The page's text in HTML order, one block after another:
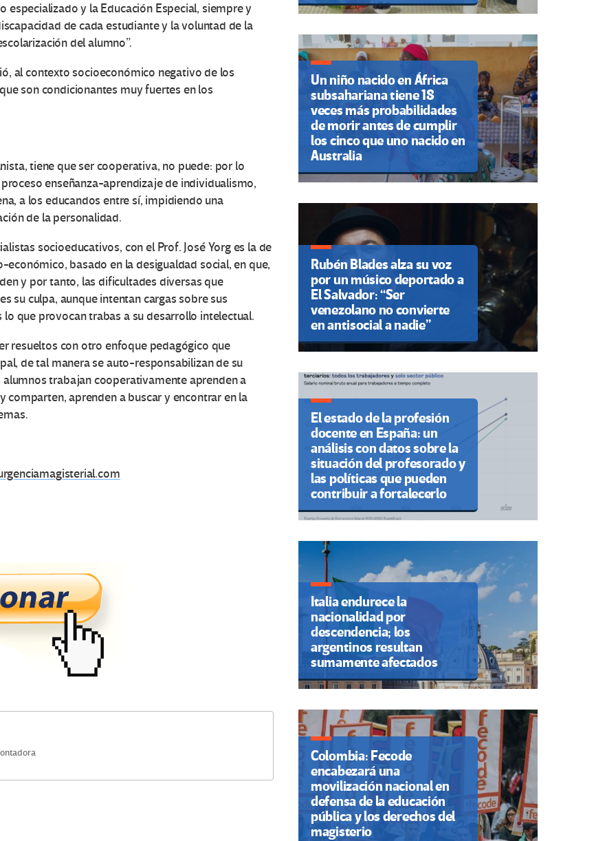
y la Educación Especial, siempre y
de cada estudiante y la voluntad de la
del alumno”.
al contexto socioeconómico negativo de los
son condicionantes muy fuertes en los
tiene que ser cooperativa, no puede: por lo
enseñanza-aprendizaje de individualismo,
a los educandos entre sí, impidiendo una
de la personalidad.
socioeducativos, con el Prof. José Yorg es la de
basado en la desigualdad social, en que,
y por tanto, las dificultades diversas que
su culpa, aunque intentan cargas sobre sus
que provocan trabas a su desarrollo intelectual.
resueltos con otro enfoque pedagógico que
de tal manera se auto-responsabilizan de su
trabajan cooperativamente aprenden a
comparten, aprenden a buscar y encontrar en la
Un niño nacido en África
subsahariana tiene 18
veces más probabilidades
de morir antes de cumplir
los cinco que uno nacido en
Australia
Rubén Blades alza su voz
por un músico deportado a
El Salvador: “Ser
venezolano no convierte
en antisocial a nadie”
El estado de la profesión
docente en España: un
análisis con datos sobre la
situación del profesorado y
las políticas que pueden
contribuir a fortalecerlo
Italia endurece la
nacionalidad por
descendencia; los
argentinos resultan
sumamente afectados
Colombia: Fecode
encabezará una
movilización nacional en
defensa de la educación
pública y los derechos del
magisterio